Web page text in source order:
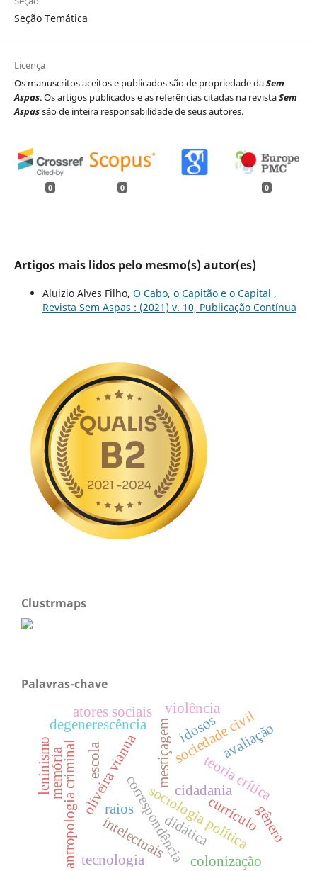
Seção Temática
Licença
Os manuscritos aceitos e publicados são de propriedade daSem
Aspas. Os artigos publicados e as referências citadas na revistaSem
Aspassão de inteira responsabilidade de seus autores.
0 0 0
Artigos mais lidos pelo mesmo(s) autor(es)
Aluizio Alves Filho, O Cabo, o Capitão e o Capital ,
Revista Sem Aspas : (2021) v. 10, Publicação Contínua
Clustrmaps
Palavras-chave
oliveira viannacorrespondência
sociologia política
intelectuais
antropologia criminal mestiçagem
degenerescência sociedade civil
cidadania
atores sociais
teoria crítica
tecnologia
avaliação
currículo
didática gênero
colonização
violência
escola
raios
idosos
memória
leninismo